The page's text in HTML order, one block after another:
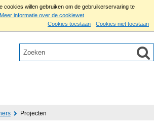
cookies willen gebruiken om de gebruikerservaring te
Meer informatie over de cookiewet
Cookies toestaan
Cookies niet toestaan
Projecten